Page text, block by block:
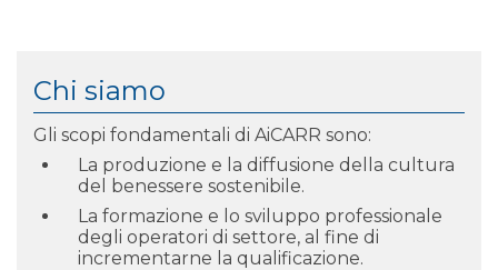
Chi siamo
Gli scopi fondamentali di AiCARR sono:
La produzione e la diffusione della cultura
del benessere sostenibile.
La formazione e lo sviluppo professionale
degli operatori di settore, al fine di
incrementarne la qualificazione.